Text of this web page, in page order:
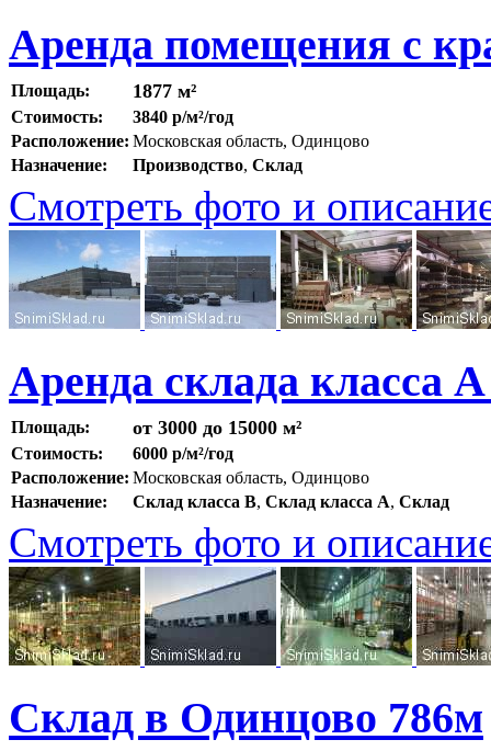
Аренда помещения с
Площадь: 1877 м²
Стоимость:
3840 р/м²/год
Расположение: Московская область, Одинцово
Назначение:
Производство, Склад
Смотреть фото и
Аренда склада класса
Площадь: от 3000 до 15000 м²
Стоимость:
6000 р/м²/год
Расположение: Московская область, Одинцово
Назначение:
Склад класса B, Склад класса A, Склад
Смотреть фото и
Склад в Одинцово 786м